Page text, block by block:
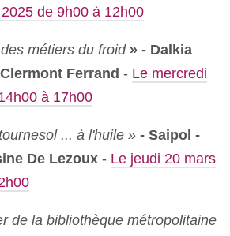
de 9h00 à 12h00
métiers du froid» - Dalkia
Ferrand - Le mercredi
à 17h00
... à l'huile » - Saipol -
De Lezoux - Le jeudi 20 mars
de la bibliothèque métropolitaine